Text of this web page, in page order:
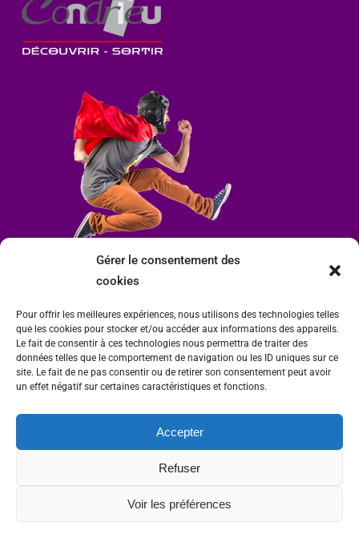
Gérer le consentement des
cookies
Pour offrir les meilleures expériences, nous utilisons des technologies telles
que les cookies pour stocker et/ou accéder aux informations des appareils.
Le fait de consentir à ces technologies nous permettra de traiter des
données telles que le comportement de navigation ou les ID uniques sur ce
site. Le fait de ne pas consentir ou de retirer son consentement peut avoir
un effet négatif sur certaines caractéristiques et fonctions.
Accepter
Refuser
Voir les préférences
Mairie de Condrieu | Copyright © 2023 |Mentions légales
Thierry Caizes Freelance| Photos parOmbre et Matière - Photographe